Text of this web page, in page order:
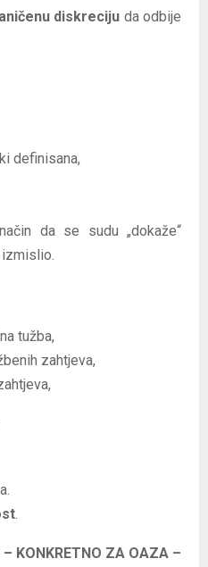
diskreciju da odbije
definisana,
da se sudu „dokaže“
tužba,
zahtjeva,
KONKRETNO ZA OAZA –